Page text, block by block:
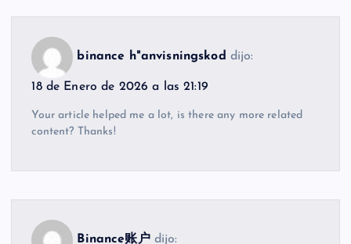
binance h"anvisningskod dijo:
18 de Enero de 2026 a las 21:19
Your article helped me a lot, is there any more related
content? Thanks!
Binance账户 dijo: